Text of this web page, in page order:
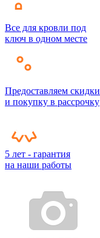
Все для кровли под
ключ в одном месте
Предоставляем скидки
и покупку в рассрочку
5 лет - гарантия
на наши работы